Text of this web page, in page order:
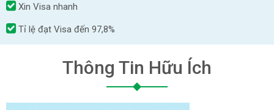
Xin Visa nhanh
Tỉ lệ đạt Visa đến 97,8%
Thông Tin Hữu Ích